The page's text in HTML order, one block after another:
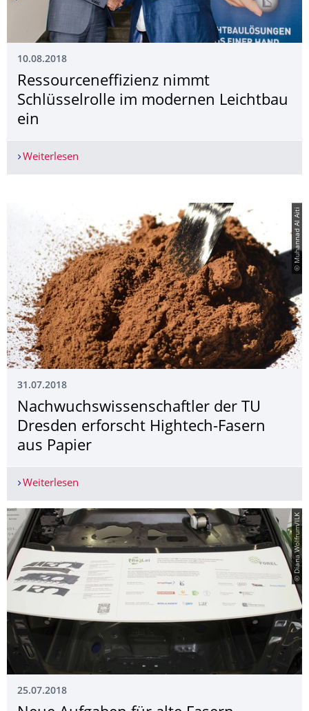
10.08.2018
Ressourceneffizi­enz nimmt
Schlüsselrolle im modernen Leichtbau
ein
Weiterlesen
© Muhannad Al Aiti
31.07.2018
Nachwuchswissen­schaftler der TU
Dresden erforscht Hightech-Fasern
aus Papier
Weiterlesen
© Diana Wolfrum/ILK
25.07.2018